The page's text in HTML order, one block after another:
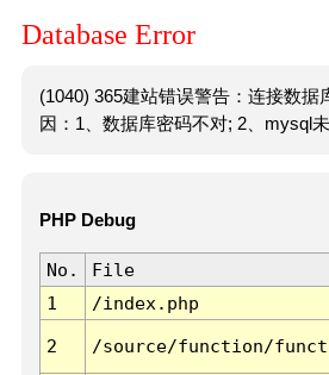
Database Error
(1040) 365建站错误警告：连接数据
因：1、数据库密码不对; 2、mysql未
PHP Debug
No. File
1
/index.php
2 /source/function/